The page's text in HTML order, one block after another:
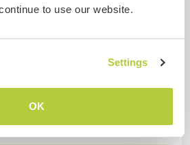
to use our website.
Settings
OK